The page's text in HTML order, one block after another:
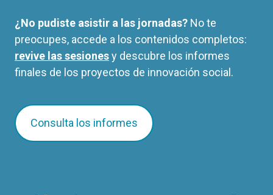
¿No pudiste asistir a las jornadas? No te
preocupes, accede a los contenidos completos:
revive las sesionesy descubre los informes
finales de los proyectos de innovación social.
Consulta los informes